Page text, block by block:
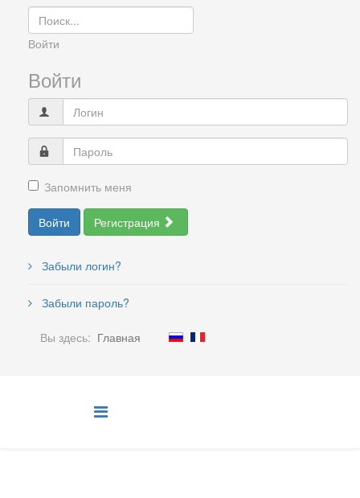
Войти
Войти
Запомнить меня
Войти Регистрация
Забыли логин?
Забыли пароль?
Вы здесь: Главная